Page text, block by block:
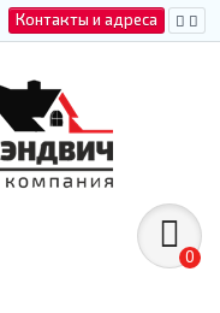
Контакты и адреса
0